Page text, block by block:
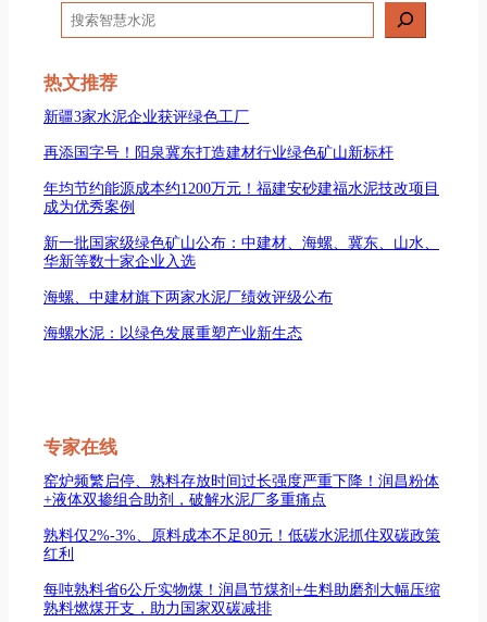
搜
索
热文推荐
新疆3家水泥企业获评绿色工厂
再添国字号！阳泉冀东打造建材行业绿色矿山新标杆
年均节约能源成本约1200万元！福建安砂建福水泥技改项目
成为优秀案例
新一批国家级绿色矿山公布：中建材、海螺、冀东、山水、
华新等数十家企业入选
海螺、中建材旗下两家水泥厂绩效评级公布
海螺水泥：以绿色发展重塑产业新生态
专家在线
窑炉频繁启停、熟料存放时间过长强度严重下降！润昌粉体
+液体双掺组合助剂，破解水泥厂多重痛点
熟料仅2%-3%、原料成本不足80元！低碳水泥抓住双碳政策
红利
每吨熟料省6公斤实物煤！润昌节煤剂+生料助磨剂大幅压缩
熟料燃煤开支，助力国家双碳减排